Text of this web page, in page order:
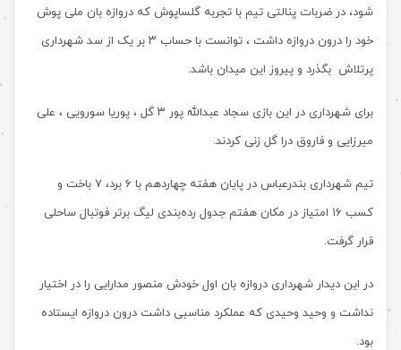
شود، در ضربات پنالتی تیم با تجربه گلساپوش که دروازه بان ملی پوش
خود را درون دروازه داشت ، توانست با حساب ۳ بر یک از سد شهرداری
پرتلاش بگذرد و پیروز این میدان باشد.
برای شهرداری در این بازی سجاد عبدالله پور ۳ گل ، پوریا سورویی ، علی
میرزایی و فاروق درا گل زنی کردند.
تیم شهرداری بندرعباس در پایان هفته چهاردهم با ۶ برد، ۷ باخت و
کسب ۱۶ امتیاز در مکان هفتم جدول رده‌بندی لیگ برتر فوتبال ساحلی
قرار گرفت.
در این دیدار شهرداری دروازه بان اول خودش منصور مدارایی را در اختیار
نداشت و وحید وحیدی که عملکرد مناسبی داشت درون دروازه ایستاده
بود.